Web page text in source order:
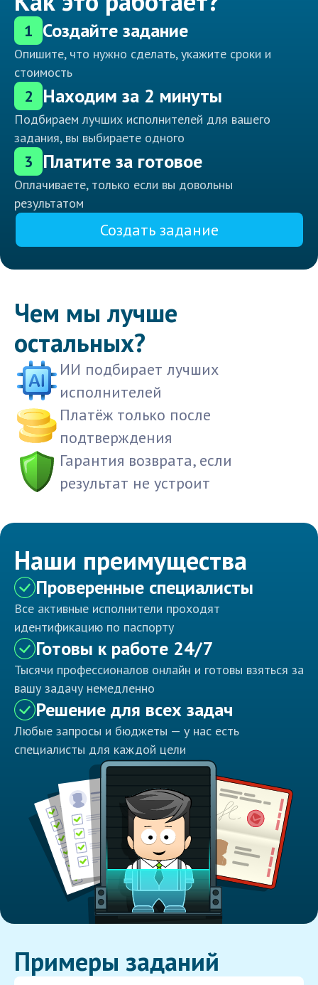
1 Создайте задание
Опишите, что нужно сделать, укажите сроки и
стоимость
2 Находим за 2 минуты
Подбираем лучших исполнителей для вашего
задания, вы выбираете одного
3 Платите за готовое
Оплачиваете, только если вы довольны
результатом
Создать задание
Чем мы лучше
остальных?
ИИ подбирает лучших
исполнителей
Платёж только после
подтверждения
Гарантия возврата, если
результат не устроит
Наши преимущества
Проверенные специалисты
Все активные исполнители проходят
идентификацию по паспорту
Готовы к работе 24/7
Тысячи профессионалов онлайн и готовы взяться за
вашу задачу немедленно
Решение для всех задач
Любые запросы и бюджеты — у нас есть
специалисты для каждой цели
Примеры заданий